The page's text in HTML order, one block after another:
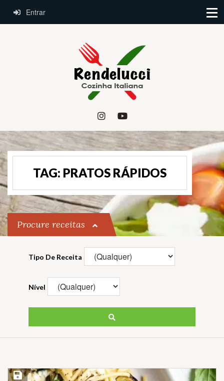
Entrar
TAG: PRATOS RÁPIDOS
Procure receitas
Tipo De Receita
Nível
Salvar Receita